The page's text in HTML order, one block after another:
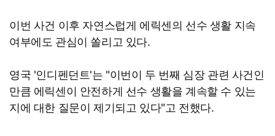
이번 사건 이후 자연스럽게 에릭센의 선수 생활 지속
여부에도 관심이 쏠리고 있다.
영국 '인디펜던트'는 "이번이 두 번째 심장 관련 사건인
만큼 에릭센이 안전하게 선수 생활을 계속할 수 있는
지에 대한 질문이 제기되고 있다"고 전했다.